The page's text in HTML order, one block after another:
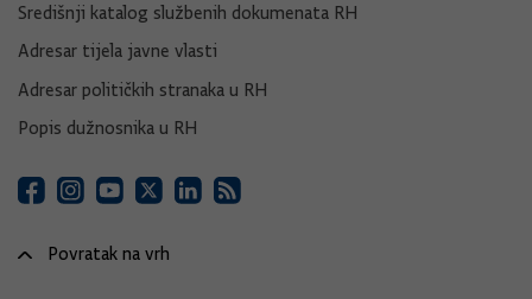
Središnji katalog službenih dokumenata RH
Adresar tijela javne vlasti
Adresar političkih stranaka u RH
Popis dužnosnika u RH
Povratak na vrh